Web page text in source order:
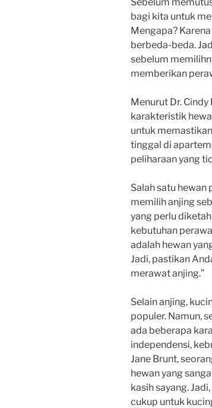
bagi kita untuk
Mengapa?
berbeda-beda.
sebelum
memberikan
Menurut Dr.
karakteristik
untuk
tinggal di
peliharaan yang
Salah satu hewan
memilih anjing
yang perlu
kebutuhan
adalah hewan
Jadi, pastikan
merawat anjing.”
Selain anjing,
populer. Namun,
ada beberapa
independensi,
Jane Brunt,
hewan yang
kasih sayang.
cukup untuk